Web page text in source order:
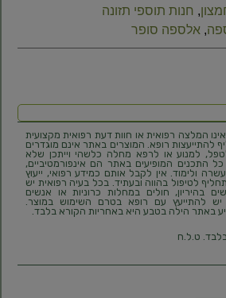
, חנות תוספי תזונה
, אלספה סופר
המלצה רפואית או חוות דעת רפואית מקצועית
להתייעצות רופא. המוצרים באתר אינם מוגדרים
למנוע או לרפא מחלה כלשהי וייתכן שלא
התכנים המופיעים באתר הם אינפורמטיביים,
ולימוד. אין לקבל אותם כמידע רפואי, ייעוץ
לטיפול בהווה ובעתיד. בכל בעיה רפואית יש
בהיריון, חולים במחלות כרוניות או אנשים
יש להתייעץ עם רופא בטרם השימוש במוצר.
באתר הילה בטבע היא באחריות הקורא בלבד.
ט.ל.ח